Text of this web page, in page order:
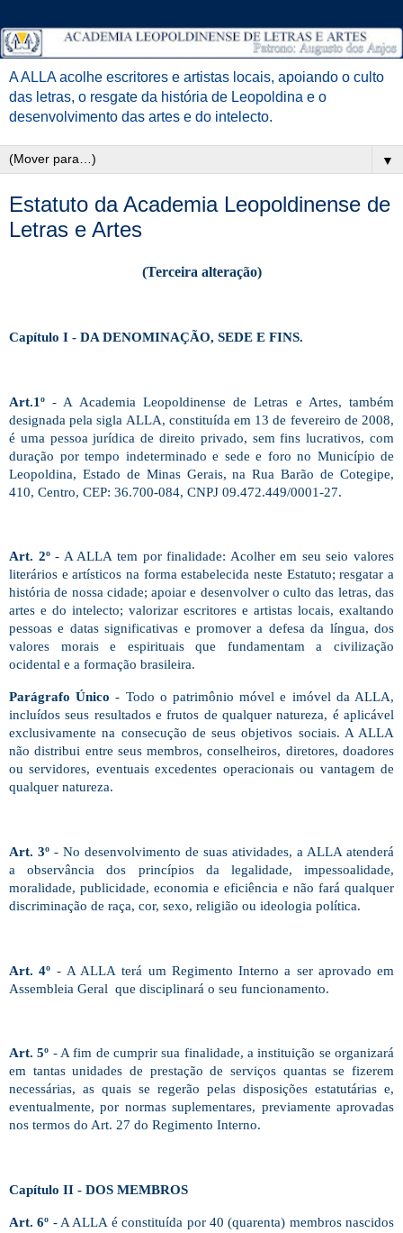
A ALLA acolhe escritores e artistas locais, apoiando o culto
das letras, o resgate da história de Leopoldina e o
desenvolvimento das artes e do intelecto.
▼
Estatuto da Academia Leopoldinense de
Letras e Artes
(Terceira alteração)
Capítulo I - DA DENOMINAÇÃO, SEDE E FINS.
Art.1º- A Academia Leopoldinense de Letras e Artes, também
designada pela sigla ALLA, constituída em 13 de fevereiro de 2008,
é uma pessoa jurídica de direito privado, sem fins lucrativos, com
duração por tempo indeterminado e sede e foro no Município de
Leopoldina, Estado de Minas Gerais, na Rua Barão de Cotegipe,
410, Centro, CEP: 36.700-084, CNPJ 09.472.449/0001-27.
Art. 2º- A ALLA tem por finalidade: Acolher em seu seio valores
literários e artísticos na forma estabelecida neste Estatuto; resgatar a
história de nossa cidade; apoiar e desenvolver o culto das letras, das
artes e do intelecto; valorizar escritores e artistas locais, exaltando
pessoas e datas significativas e promover a defesa da língua, dos
valores morais e espirituais que fundamentam a civilização
ocidental e a formação brasileira.
Parágrafo Único - Todo o patrimônio móvel e imóvel da ALLA,
incluídos seus resultados e frutos de qualquer natureza, é aplicável
exclusivamente na consecução de seus objetivos sociais. A ALLA
não distribui entre seus membros, conselheiros, diretores, doadores
ou servidores, eventuais excedentes operacionais ou vantagem de
qualquer natureza.
Art. 3º - No desenvolvimento de suas atividades, a ALLA atenderá
a observância dos princípios da legalidade, impessoalidade,
moralidade, publicidade, economia e eficiência e não fará qualquer
discriminação de raça, cor, sexo, religião ou ideologia política.
Art. 4º - A ALLA terá um Regimento Interno a ser aprovado em
Assembleia Geral que disciplinará o seu funcionamento.
Art. 5º - A fim de cumprir sua finalidade, a instituição se organizará
em tantas unidades de prestação de serviços quantas se fizerem
necessárias, as quais se regerão pelas disposições estatutárias e,
eventualmente, por normas suplementares, previamente aprovadas
nos termos do Art. 27 do Regimento Interno.
Capítulo II - DOS MEMBROS
Art. 6º - A ALLA é constituída por 40 (quarenta) membros nascidos